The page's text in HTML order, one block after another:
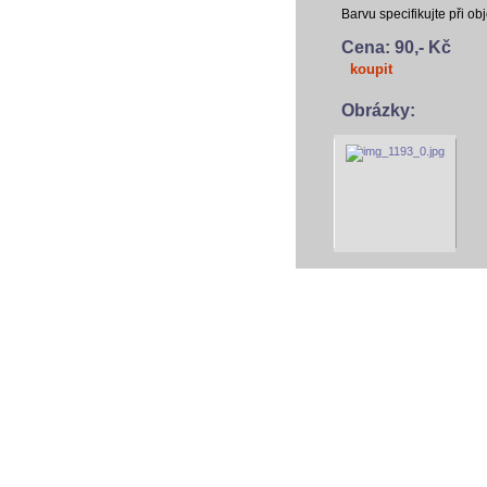
Barvu specifikujte při
Cena: 90,- Kč
koupit
Obrázky: